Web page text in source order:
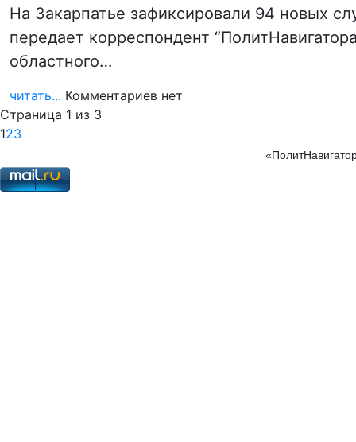
На Закарпатье зафиксировали 94 новых
передает корреспондент
областного…
читать... Комментариев нет
Страница 1 из 3
123